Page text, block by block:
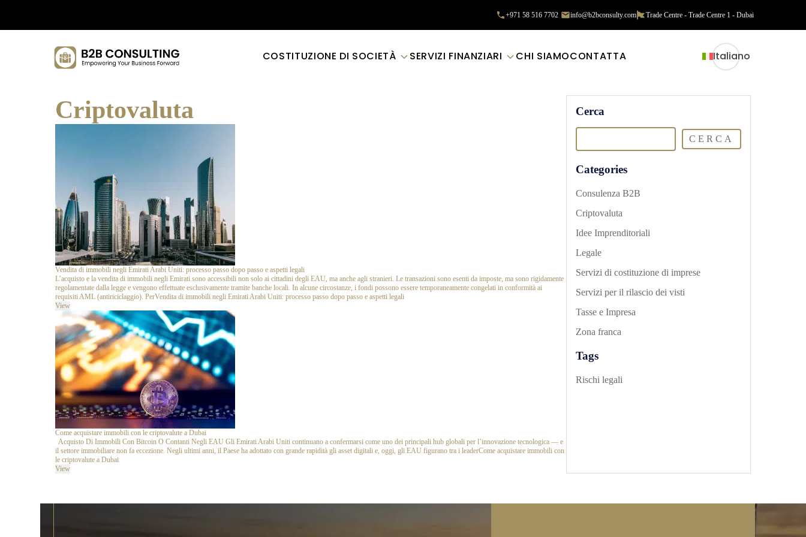
+971 58 516 7702 info@b2bconsulty.com Trade Centre - Trade Centre 1 - Dubai
COSTITUZIONE DI SOCIETÀ SERVIZI FINANZIARI CHI SIAMOCONTATTA Italiano
Criptovaluta
Vendita di immobili negli Emirati Arabi Uniti: processo passo dopo passo e aspetti legali
L’acquisto e la vendita di immobili negli Emirati sono accessibili non solo ai cittadini degli EAU, ma anche agli stranieri. Le transazioni sono esenti da imposte, ma sono rigidamente
regolamentate dalla legge e vengono effettuate esclusivamente tramite banche locali. In alcune circostanze, i fondi possono essere temporaneamente congelati in conformità ai
requisiti AML (antiriciclaggio). PerVendita di immobili negli Emirati Arabi Uniti: processo passo dopo passo e aspetti legali
View
Come acquistare immobili con le criptovalute a Dubai
Acquisto Di Immobili Con Bitcoin O Contanti Negli EAU Gli Emirati Arabi Uniti continuano a confermarsi come uno dei principali hub globali per l’innovazione tecnologica — e
il settore immobiliare non fa eccezione. Negli ultimi anni, il Paese ha adottato con grande rapidità gli asset digitali e, oggi, gli EAU figurano tra i leaderCome acquistare immobili con
le criptovalute a Dubai
View
Cerca
CERCA
Categories
Consulenza B2B
Criptovaluta
Idee Imprenditoriali
Legale
Servizi di costituzione di imprese
Servizi per il rilascio dei visti
Tasse e Impresa
Zona franca
Tags
Rischi legali